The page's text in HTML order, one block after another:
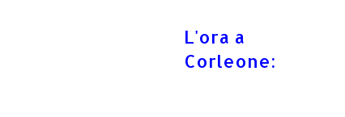
L'ora a
Corleone: